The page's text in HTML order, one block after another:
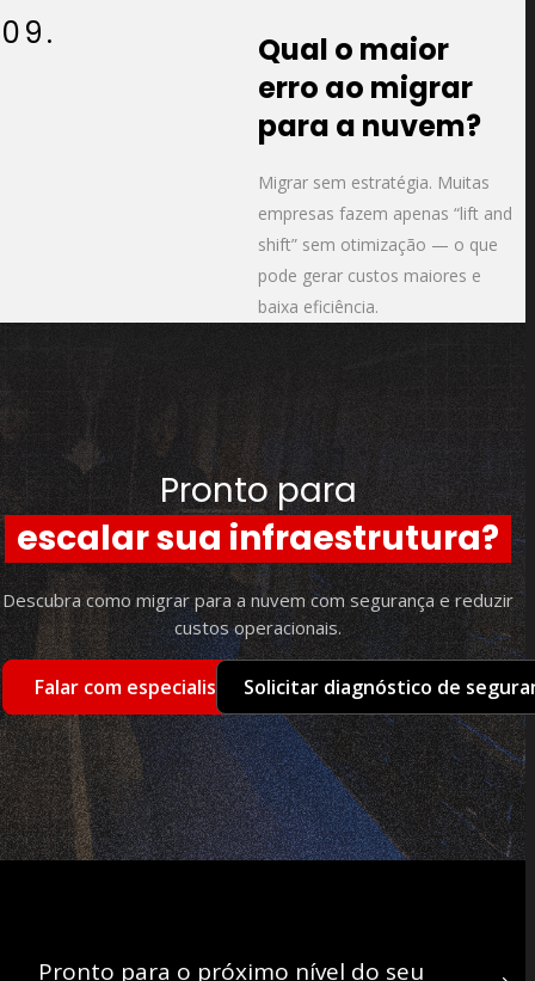
09.
Qual o maior
erro ao migrar
para a nuvem?
Migrar sem estratégia. Muitas
empresas fazem apenas “lift and
shift” sem otimização — o que
pode gerar custos maiores e
baixa eficiência.
Pronto para
escalar sua infraestrutura?
Descubra como migrar para a nuvem com segurança e reduzir
custos operacionais.
Falar com especialista Solicitar diagnóstico de
Pronto para o próximo nível do seu